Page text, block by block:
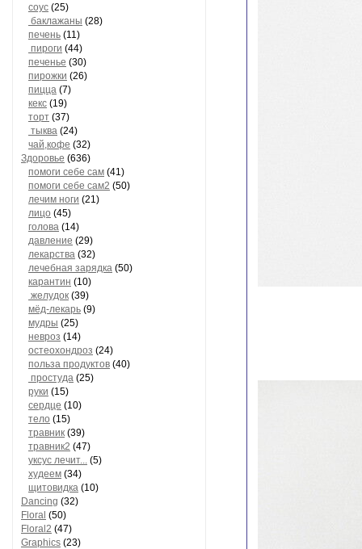
соус (25)
баклажаны (28)
печень (11)
пироги (44)
печенье (30)
пирожки (26)
пицца (7)
кекс (19)
торт (37)
тыква (24)
чай,кофе (32)
Здоровье (636)
помоги себе сам (41)
помоги себе сам2 (50)
лечим ноги (21)
лицо (45)
голова (14)
давление (29)
лекарства (32)
лечебная зарядка (50)
карантин (10)
желудок (39)
мёд-лекарь (9)
мудры (25)
невроз (14)
остеохондроз (24)
польза продуктов (40)
простуда (25)
руки (15)
сердце (10)
тело (15)
травник (39)
травник2 (47)
уксус лечит... (5)
худеем (34)
щитовидка (10)
Dancing (32)
Floral (50)
Floral2 (47)
Graphics (23)